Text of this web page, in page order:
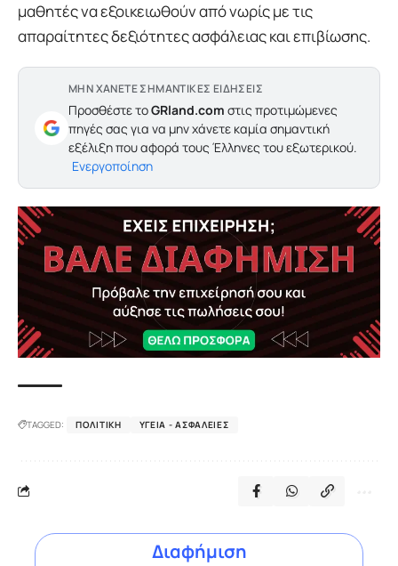
μαθητές να εξοικειωθούν από νωρίς με τις
απαραίτητες δεξιότητες ασφάλειας και επιβίωσης.
ΜΗΝ ΧΑΝΕΤΕ ΣΗΜΑΝΤΙΚΕΣ ΕΙΔΗΣΕΙΣ
Προσθέστε τοGRland.com στις προτιμώμενες
πηγές σας για να μην χάνετε καμία σημαντική
εξέλιξη που αφορά τους Έλληνες του εξωτερικού.
Ενεργοποίηση
TAGGED: ΠΟΛΙΤΙΚΉ ΥΓΕΊΑ - ΑΣΦΆΛΕΙΕΣ
Διαφήμιση